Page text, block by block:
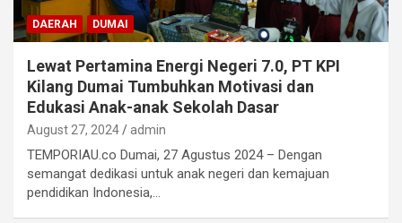
DAERAH DUMAI
Lewat Pertamina Energi Negeri 7.0, PT KPI
Kilang Dumai Tumbuhkan Motivasi dan
Edukasi Anak-anak Sekolah Dasar
August 27, 2024 admin
TEMPORIAU.co Dumai, 27 Agustus 2024 – Dengan
semangat dedikasi untuk anak negeri dan kemajuan
pendidikan Indonesia,…